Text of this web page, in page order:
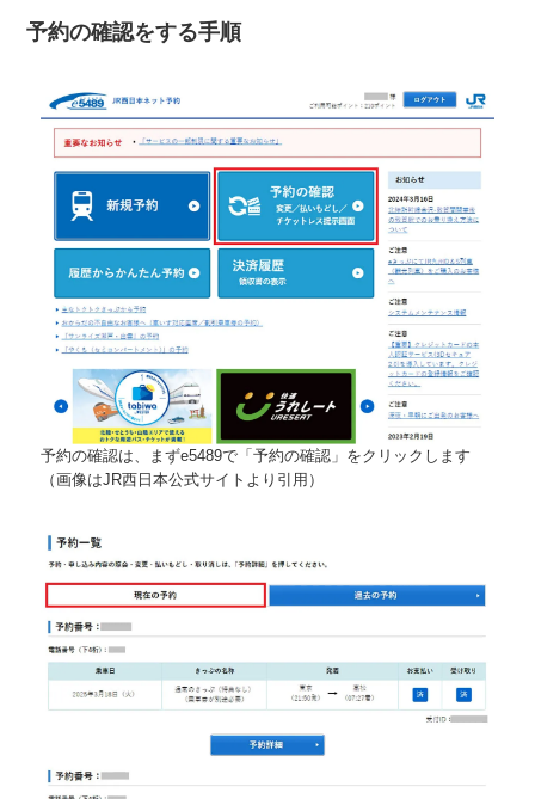
予約の確認をする手順
予約の確認は、まずe5489で「予約の確認」をクリックします
（画像はJR西日本公式サイトより引用）